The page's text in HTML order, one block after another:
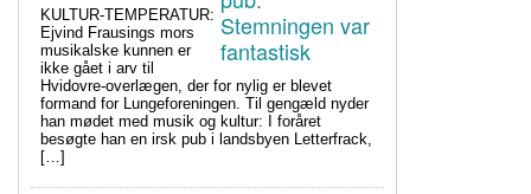
KULTUR-TEMPERATUR:
Ejvind Frausings mors
musikalske kunnen er
ikke gået i arv til
Hvidovre-overlægen, der for nylig er blevet
formand for Lungeforeningen. Til gengæld nyder
han mødet med musik og kultur: I foråret
besøgte han en irsk pub i landsbyen Letterfrack,
[…]